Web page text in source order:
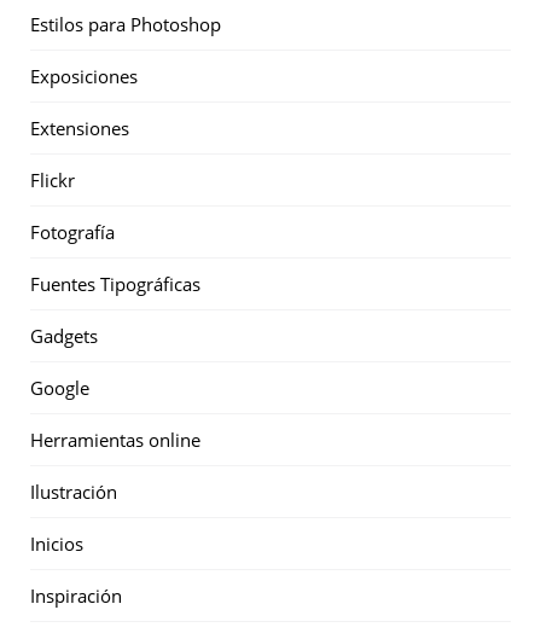
Estilos para Photoshop
Exposiciones
Extensiones
Flickr
Fotografía
Fuentes Tipográficas
Gadgets
Google
Herramientas online
Ilustración
Inicios
Inspiración